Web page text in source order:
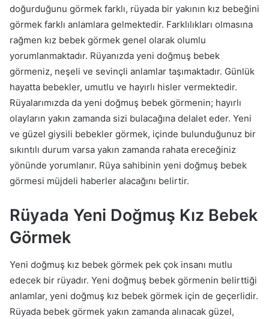
doğurduğunu görmek farklı, rüyada bir yakının kız bebeğini
görmek farklı anlamlara gelmektedir. Farklılıkları olmasına
rağmen kız bebek görmek genel olarak olumlu
yorumlanmaktadır. Rüyanızda yeni doğmuş bebek
görmeniz, neşeli ve sevinçli anlamlar taşımaktadır. Günlük
hayatta bebekler, umutlu ve hayırlı hisler vermektedir.
Rüyalarımızda da yeni doğmuş bebek görmenin; hayırlı
olayların yakın zamanda sizi bulacağına delalet eder. Yeni
ve güzel giysili bebekler görmek, içinde bulunduğunuz bir
sıkıntılı durum varsa yakın zamanda rahata ereceğiniz
yönünde yorumlanır. Rüya sahibinin yeni doğmuş bebek
görmesi müjdeli haberler alacağını belirtir.
Rüyada Yeni Doğmuş Kız Bebek
Görmek
Yeni doğmuş kız bebek görmek pek çok insanı mutlu
edecek bir rüyadır. Yeni doğmuş bebek görmenin belirttiği
anlamlar, yeni doğmuş kız bebek görmek için de geçerlidir.
Rüyada bebek görmek yakın zamanda alınacak güzel,